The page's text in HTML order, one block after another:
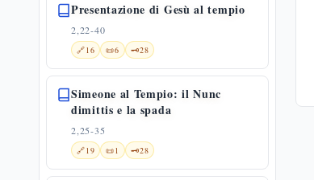
Presentazione di Gesù al tempio
2,22-40
🔗16 📜6 🗝️28
Simeone al Tempio: il Nunc
dimittis e la spada
2,25-35
🔗19 📜1 🗝️28